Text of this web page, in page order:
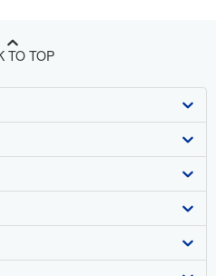
TO TOP